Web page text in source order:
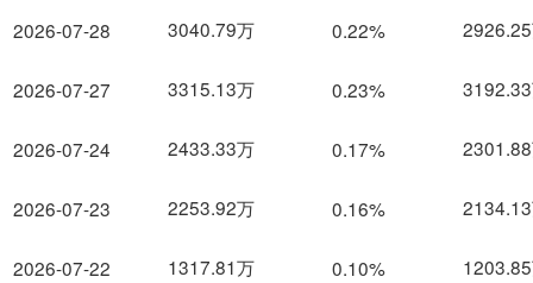
2026-07-28
2026-07-27
2026-07-24
2026-07-23
2026-07-22
3040.79万 0.22%
3315.13万 0.23%
2433.33万 0.17%
2253.92万 0.16%
1317.81万 0.10%